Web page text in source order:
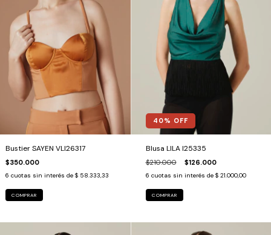
Bustier SAYEN VLI26317
$350.000
6 cuotas sin interés de $ 58.333,33
COMPRAR
40% OFF
Blusa LILA I25335
$210.000 $126.000
6 cuotas sin interés de $ 21.000,00
COMPRAR